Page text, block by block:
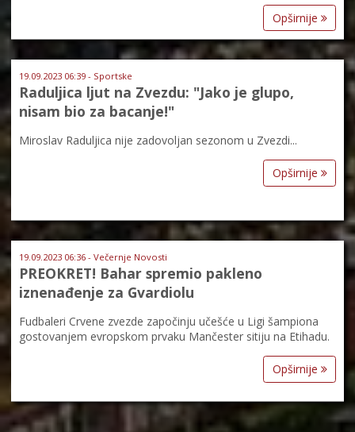
Opširnije
19.09.2023 06:39 - Sportske
Raduljica ljut na Zvezdu: "Jako je glupo,
nisam bio za bacanje!"
Miroslav Raduljica nije zadovoljan sezonom u Zvezdi...
Opširnije
19.09.2023 06:36 - Večernje Novosti
PREOKRET! Bahar spremio pakleno
iznenađenje za Gvardiolu
Fudbaleri Crvene zvezde započinju učešće u Ligi šampiona
gostovanjem evropskom prvaku Mančester sitiju na Etihadu.
Opširnije